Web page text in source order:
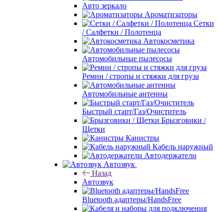
Авто зеркало
Ароматизаторы
Сетки
/ Салфетки / Полотенца
Автокосметика
Автомобильные пылесосы
Ремни / стропы и стяжки для груза
Автомобильные антенны
Быстрый старт/Газ/Очиститель
Брызговики /
Щетки
Канистры
Кабель наружный
Автодержатели
Автозвук
Назад
Автозвук
Bluetooth адаптеры/HandsFree